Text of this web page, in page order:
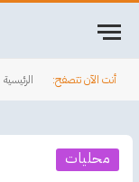
أنت الآن تتصفح: الرئيسية
محليات